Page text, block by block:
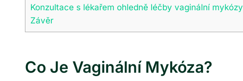
Konzultace s lékařem ohledně léčby vaginální mykózy
Závěr
Co Je Vaginální Mykóza?